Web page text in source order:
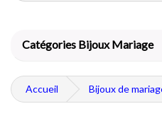
Catégories Bijoux Mariage
Accueil Bijoux de